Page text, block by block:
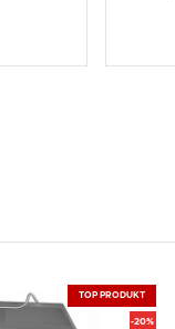
TOP PRODUKT
-20%